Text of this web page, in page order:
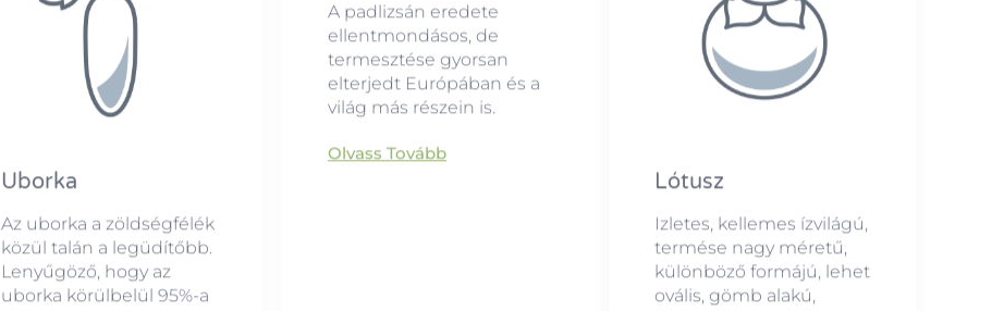
Uborka
Az uborka a zöldségfélék
közül talán a legüdítőbb.
Lenyűgöző, hogy az
uborka körülbelül 95%-a
A padlizsán eredete
ellentmondásos, de
termesztése gyorsan
elterjedt Európában és a
világ más részein is.
Olvass Tovább
Lótusz
Izletes, kellemes ízvilágú,
termése nagy méretű,
különböző formájú, lehet
ovális, gömb alakú,